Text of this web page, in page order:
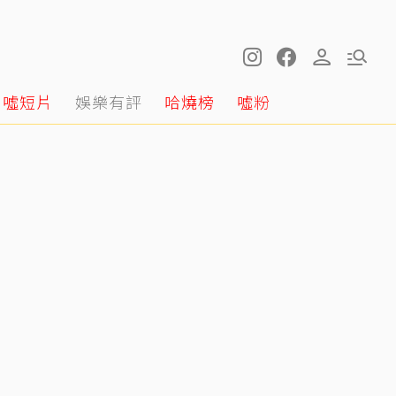
噓短片 娛樂有評 哈燒榜 噓粉